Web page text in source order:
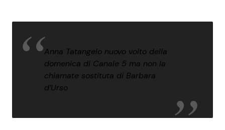
Anna Tatangelo nuovo volto della
domenica di Canale 5 ma non la
chiamate sostituta di Barbara
d’Urso